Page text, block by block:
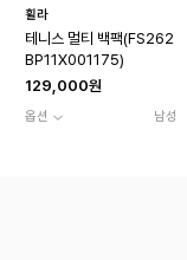
휠라
테니스 멀티 백팩(FS262
BP11X001175)
129,000원
옵션 남성